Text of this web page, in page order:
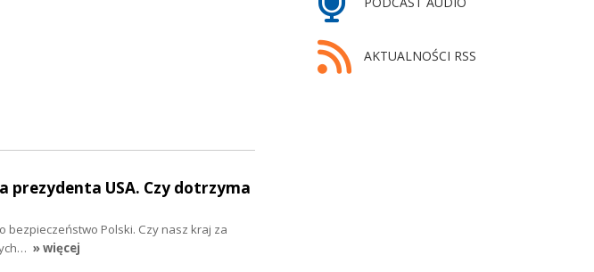
AKTUALNOŚCI RSS
prezydenta USA. Czy dotrzyma
bezpieczeństwo Polski. Czy nasz kraj za
» więcej